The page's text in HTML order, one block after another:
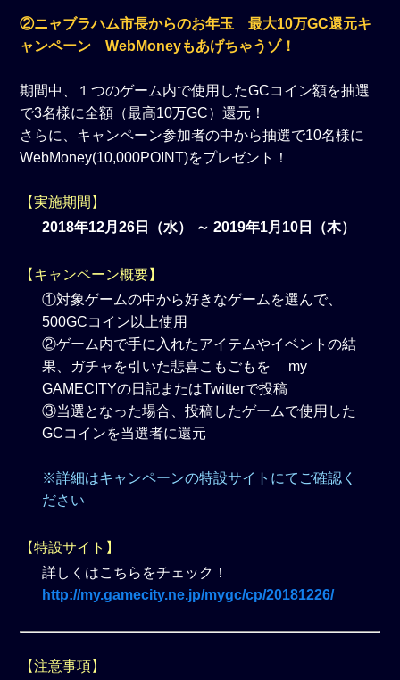
②ニャブラハム市長からのお年玉 最大10万GC還元キ
ャンペーン WebMoneyもあげちゃうゾ！
期間中、１つのゲーム内で使用したGCコイン額を抽選
で3名様に全額（最高10万GC）還元！
さらに、キャンペーン参加者の中から抽選で10名様に
WebMoney(10,000POINT)をプレゼント！
【実施期間】
2018年12月26日（水） ～ 2019年1月10日（木）
【キャンペーン概要】
①対象ゲームの中から好きなゲームを選んで、
500GCコイン以上使用
②ゲーム内で手に入れたアイテムやイベントの結
果、ガチャを引いた悲喜こもごもを my
GAMECITYの日記またはTwitterで投稿
③当選となった場合、投稿したゲームで使用した
GCコインを当選者に還元
※詳細はキャンペーンの特設サイトにてご確認く
ださい
【特設サイト】
詳しくはこちらをチェック！
http://my.gamecity.ne.jp/mygc/cp/20181226/
【注意事項】